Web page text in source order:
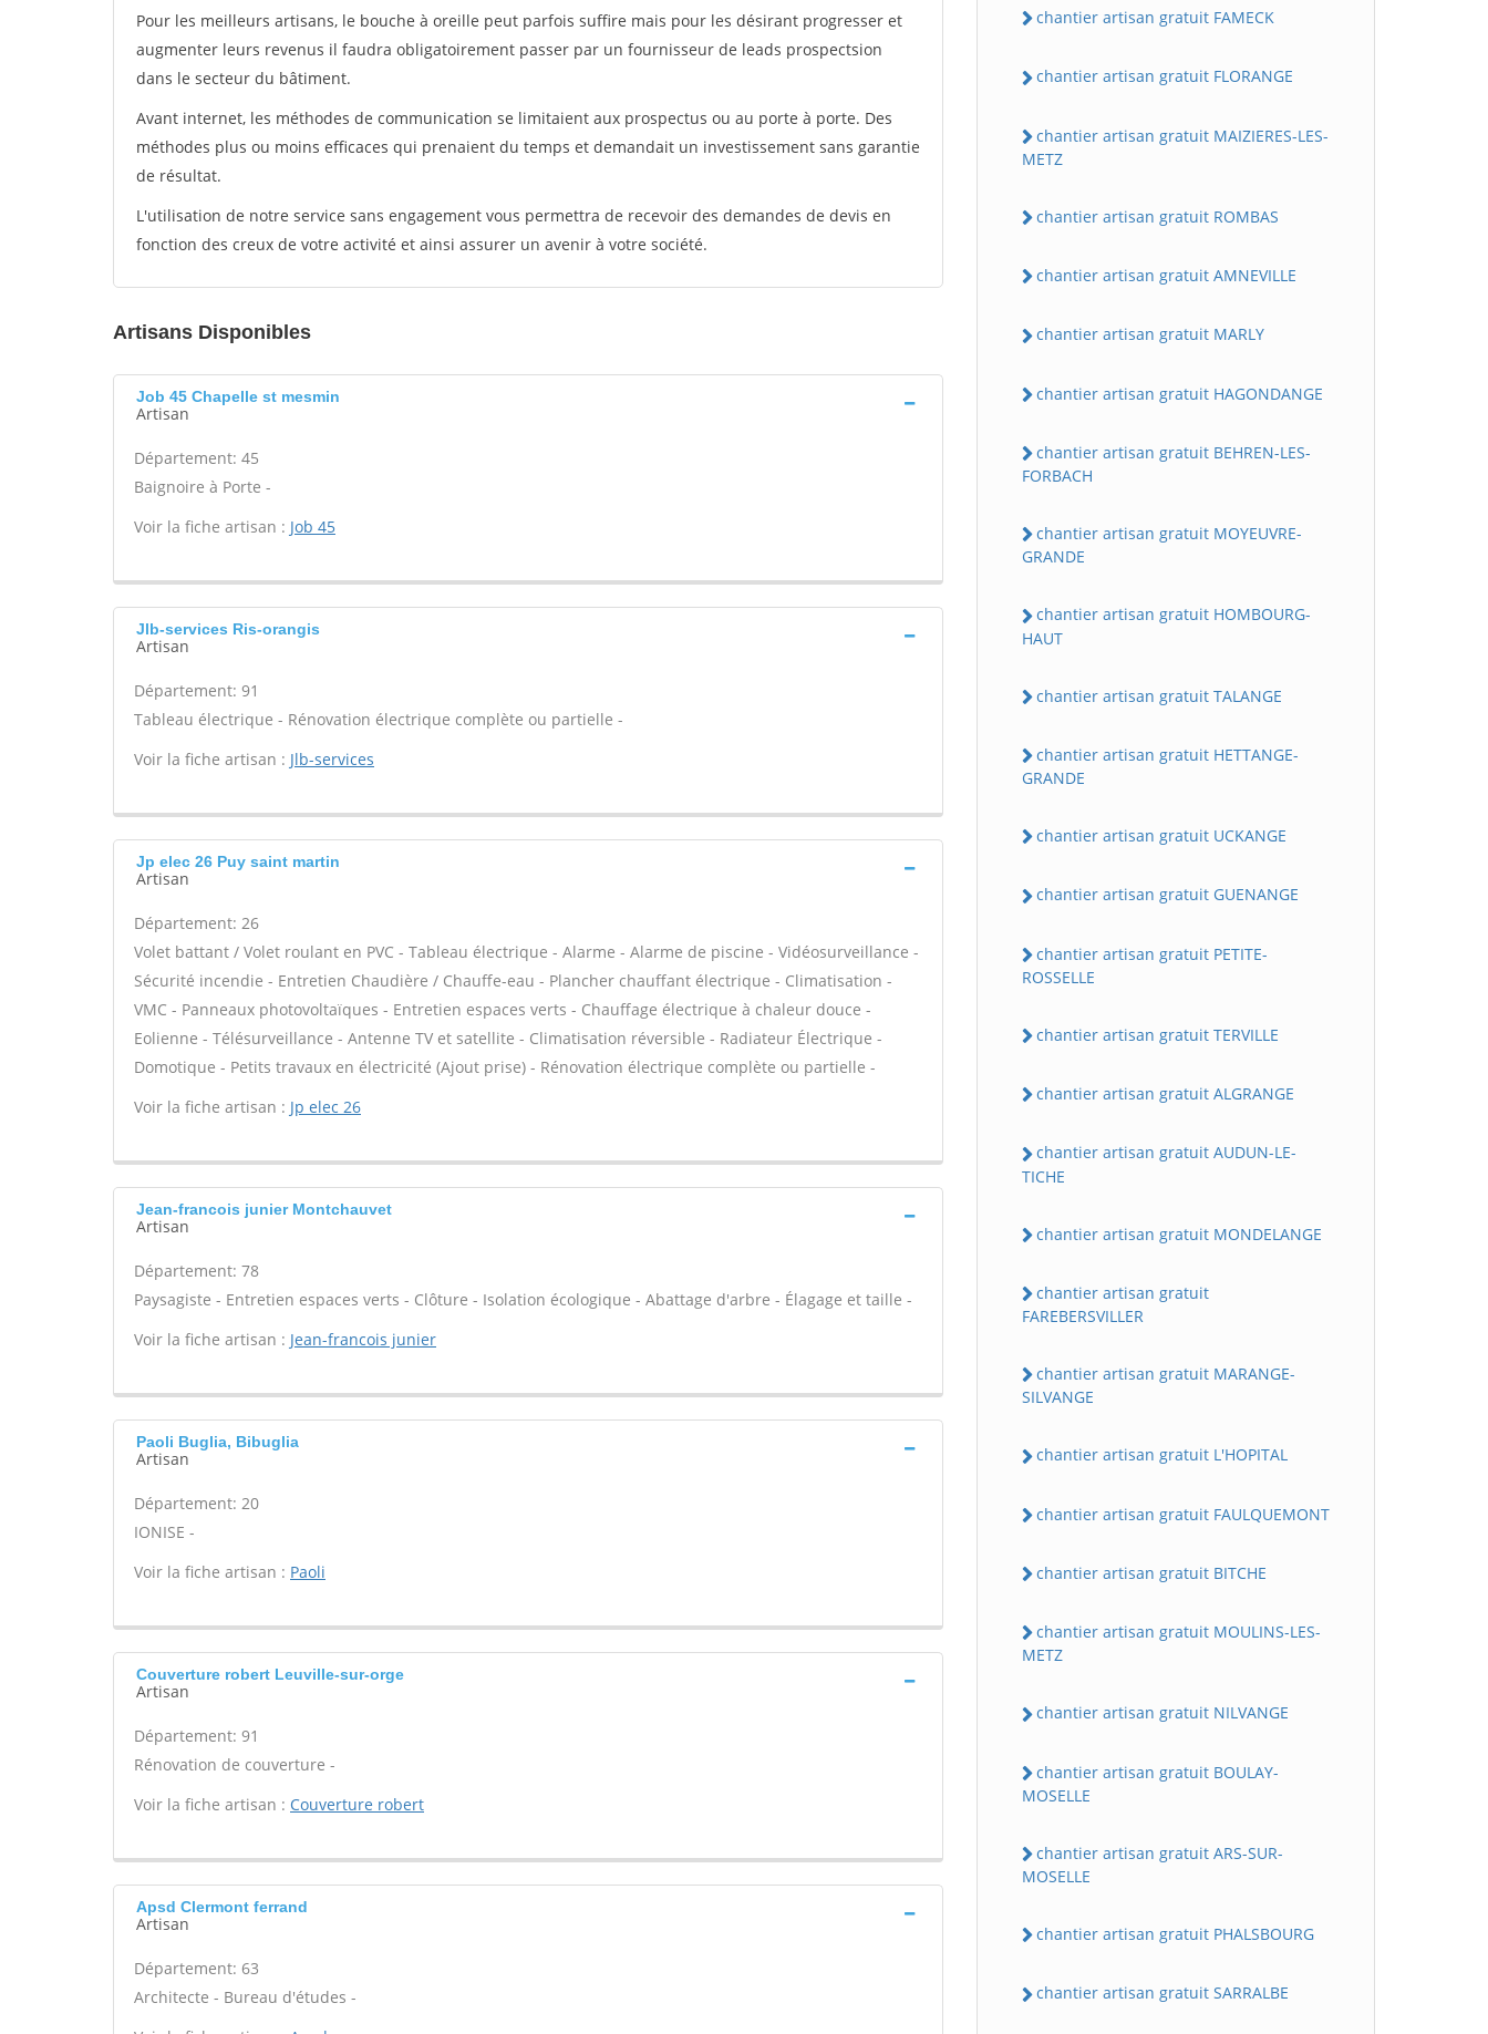
Pour les meilleurs artisans, le bouche à oreille peut parfois suffire mais pour les désirant progresser et
augmenter leurs revenus il faudra obligatoirement passer par un fournisseur de leads prospectsion
dans le secteur du bâtiment.
Avant internet, les méthodes de communication se limitaient aux prospectus ou au porte à porte. Des
méthodes plus ou moins efficaces qui prenaient du temps et demandait un investissement sans garantie
de résultat.
L'utilisation de notre service sans engagement vous permettra de recevoir des demandes de devis en
fonction des creux de votre activité et ainsi assurer un avenir à votre société.
Artisans Disponibles
Job 45 Chapelle st mesmin
Artisan
Département: 45
Baignoire à Porte -
Voir la fiche artisan : Job 45
Jlb-services Ris-orangis
Artisan
Département: 91
Tableau électrique - Rénovation électrique complète ou partielle -
Voir la fiche artisan : Jlb-services
Jp elec 26 Puy saint martin
Artisan
Département: 26
Volet battant / Volet roulant en PVC - Tableau électrique - Alarme - Alarme de piscine - Vidéosurveillance -
Sécurité incendie - Entretien Chaudière / Chauffe-eau - Plancher chauffant électrique - Climatisation -
VMC - Panneaux photovoltaïques - Entretien espaces verts - Chauffage électrique à chaleur douce -
Eolienne - Télésurveillance - Antenne TV et satellite - Climatisation réversible - Radiateur Électrique -
Domotique - Petits travaux en électricité (Ajout prise) - Rénovation électrique complète ou partielle -
Voir la fiche artisan : Jp elec 26
Jean-francois junier Montchauvet
Artisan
Département: 78
Paysagiste - Entretien espaces verts - Clôture - Isolation écologique - Abattage d'arbre - Élagage et taille -
Voir la fiche artisan : Jean-francois junier
Paoli Buglia, Bibuglia
Artisan
Département: 20
IONISE -
Voir la fiche artisan : Paoli
Couverture robert Leuville-sur-orge
Artisan
Département: 91
Rénovation de couverture -
Voir la fiche artisan : Couverture robert
Apsd Clermont ferrand
Artisan
Département: 63
Architecte - Bureau d'études -
chantier artisan gratuit FAMECK
chantier artisan gratuit FLORANGE
chantier artisan gratuit MAIZIERES-LES-
METZ
chantier artisan gratuit ROMBAS
chantier artisan gratuit AMNEVILLE
chantier artisan gratuit MARLY
chantier artisan gratuit HAGONDANGE
chantier artisan gratuit BEHREN-LES-
FORBACH
chantier artisan gratuit MOYEUVRE-
GRANDE
chantier artisan gratuit HOMBOURG-
HAUT
chantier artisan gratuit TALANGE
chantier artisan gratuit HETTANGE-
GRANDE
chantier artisan gratuit UCKANGE
chantier artisan gratuit GUENANGE
chantier artisan gratuit PETITE-
ROSSELLE
chantier artisan gratuit TERVILLE
chantier artisan gratuit ALGRANGE
chantier artisan gratuit AUDUN-LE-
TICHE
chantier artisan gratuit MONDELANGE
chantier artisan gratuit
FAREBERSVILLER
chantier artisan gratuit MARANGE-
SILVANGE
chantier artisan gratuit L'HOPITAL
chantier artisan gratuit FAULQUEMONT
chantier artisan gratuit BITCHE
chantier artisan gratuit MOULINS-LES-
METZ
chantier artisan gratuit NILVANGE
chantier artisan gratuit BOULAY-
MOSELLE
chantier artisan gratuit ARS-SUR-
MOSELLE
chantier artisan gratuit PHALSBOURG
chantier artisan gratuit SARRALBE